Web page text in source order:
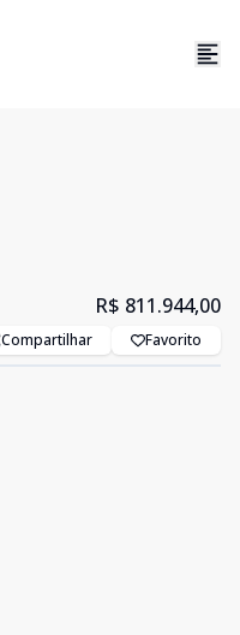
R$ 811.944,00
Compartilhar Favorito